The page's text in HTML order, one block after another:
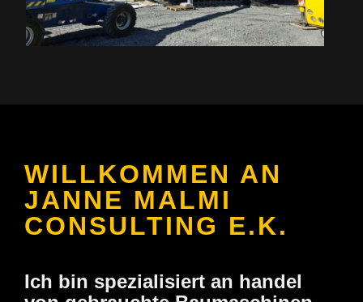
WILLKOMMEN AN
JANNE MALMI
CONSULTING E.K.
Ich bin spezialisiert an handel